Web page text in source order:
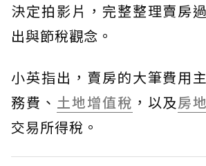
決定拍影片，完整整理賣房
出與節稅觀念。
小英指出，賣房的大筆費用
務費、 土地增值稅 ，以及房
交易所得稅。